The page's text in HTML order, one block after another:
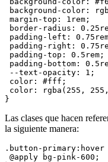
background-color:
margin-top: 1rem;
border-radius:
padding-left:
padding-right:
padding-top: 0.5rem;
padding-bottom:
--text-opacity: 1;
color: #fff;
color: rgba(255,
Las clases que hacen
la siguiente manera:
.button-
@apply bg-pink-600;